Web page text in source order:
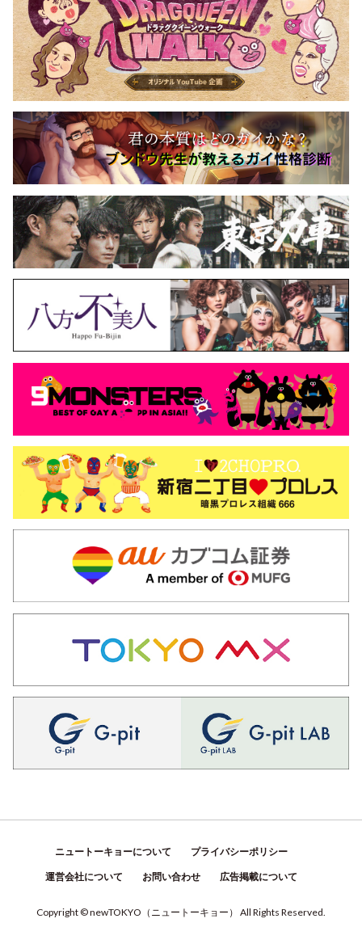
ニュートーキョーについて プライバシーポリシー
運営会社について お問い合わせ 広告掲載について
Copyright © newTOKYO （ ニュートーキョー ） All Rights Reserved.